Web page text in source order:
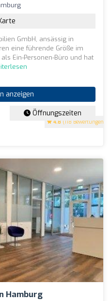
4.8 (118 Bewertungen)
GmbH, ansässig in
eine führende Größe im
Ein-Personen-Büro und hat
anzeigen
Öffnungszeiten
Hamburg